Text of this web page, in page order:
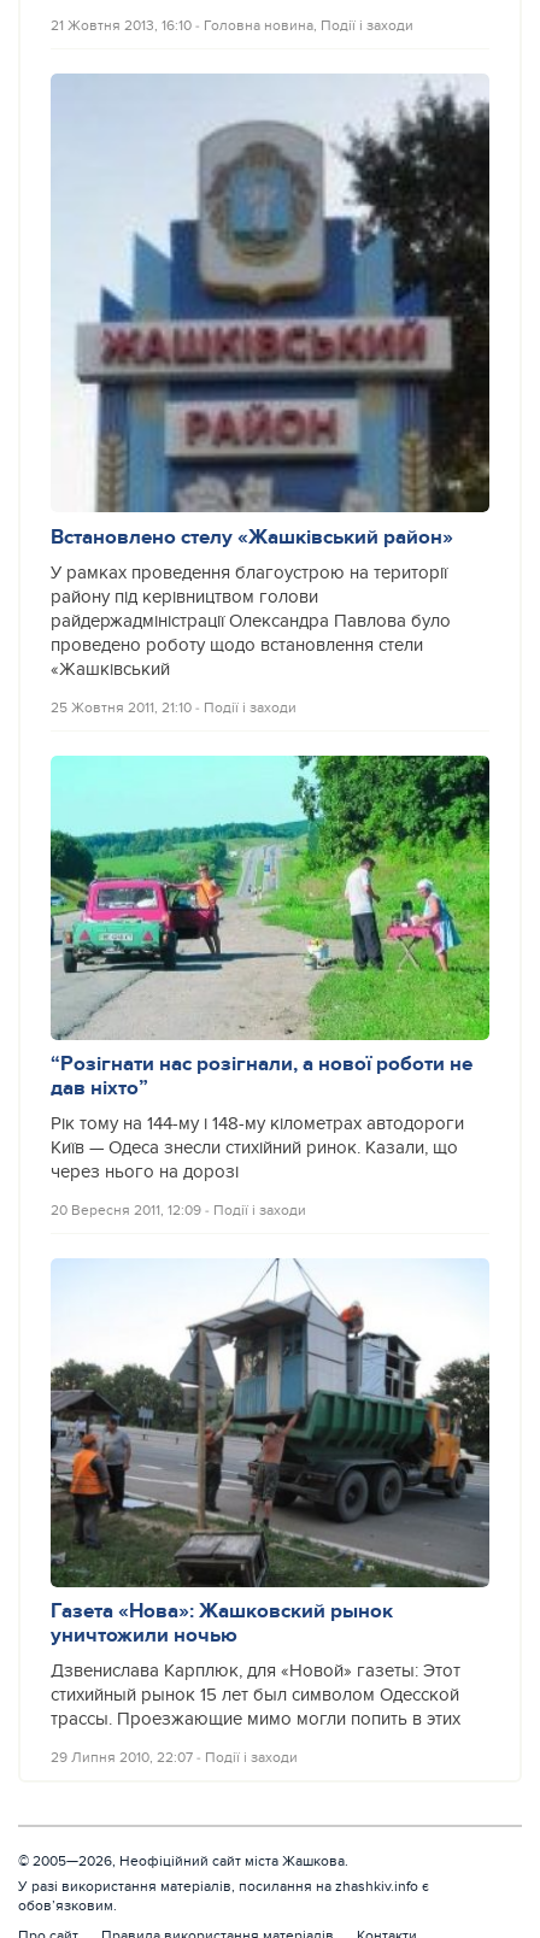
21 Жовтня 2013, 16:10 ‐ Головна новина, Події і заходи
Встановлено стелу «Жашківський район»
У рамках проведення благоустрою на території
району під керівництвом голови
райдержадміністрації Олександра Павлова було
проведено роботу щодо встановлення стели
«Жашківський
25 Жовтня 2011, 21:10 ‐ Події і заходи
“Розігнати нас розігнали, а нової роботи не
дав ніхто”
Рік тому на 144-му і 148-му кілометрах автодороги
Київ — Одеса знесли стихійний ринок. Казали, що
через нього на дорозі
20 Вересня 2011, 12:09 ‐ Події і заходи
Газета «Нова»: Жашковский рынок
уничтожили ночью
Дзвенислава Карплюк, для «Новой» газеты: Этот
стихийный рынок 15 лет был символом Одесской
трассы. Проезжающие мимо могли попить в этих
29 Липня 2010, 22:07 ‐ Події і заходи
© 2005—2026, Неофіційний сайт міста Жашкова.
У разі використання матеріалів, посилання на zhashkiv.info є
обов’язковим.